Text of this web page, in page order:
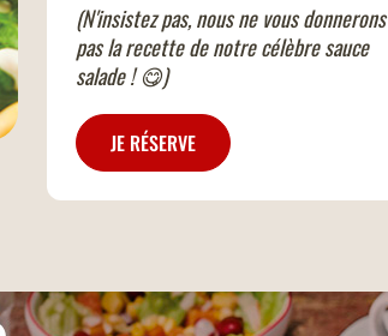
(N'insistez pas, nous ne vous donnerons
pas la recette de notre célèbre sauce
salade ! 😋)
JE RÉSERVE